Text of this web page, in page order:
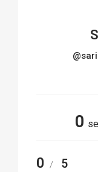
0
0 / 5